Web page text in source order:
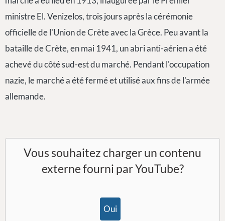
ministre El. Venizelos, trois jours après la cérémonie
officielle de l'Union de Crète avec la Grèce. Peu avant la
bataille de Crète, en mai 1941, un abri anti-aérien a été
achevé du côté sud-est du marché. Pendant l'occupation
nazie, le marché a été fermé et utilisé aux fins de l'armée
allemande.
Vous souhaitez charger un contenu
externe fourni parYouTube?
Oui